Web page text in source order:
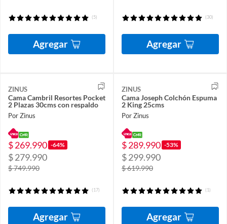
(5)
Agregar
(30)
Agregar
ZINUS
Cama Cambril Resortes Pocket
2 Plazas 30cms con respaldo
Por Zinus
$ 269.990 -64%
$ 279.990
$ 749.990
(17)
Agregar
ZINUS
Cama Joseph Colchón Espuma
2 King 25cms
Por Zinus
$ 289.990 -53%
$ 299.990
$ 619.990
(1)
Agregar